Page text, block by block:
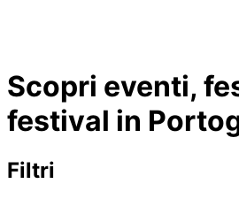
Aiuto per il partecipanteHo perso
Login Promuovi
Scopri eventi,
festival in
Filtri